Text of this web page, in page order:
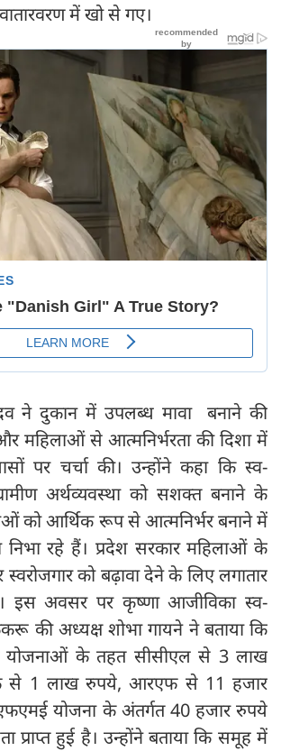
में खो से गए।
ने दुकान में उपलब्ध मावा बनाने की
महिलाओं से आत्मनिर्भरता की दिशा में
पर चर्चा की। उन्होंने कहा कि स्व-
अर्थव्यवस्था को सशक्त बनाने के
को आर्थिक रूप से आत्मनिर्भर बनाने में
निभा रहे हैं। प्रदेश सरकार महिलाओं के
को बढ़ावा देने के लिए लगातार
इस अवसर पर कृष्णा आजीविका स्व-
की अध्यक्ष शोभा गायने ने बताया कि
योजनाओं के तहत सीसीएल से 3 लाख
से 1 लाख रुपये, आरएफ से 11 हजार
योजना के अंतर्गत 40 हजार रुपये
प्राप्त हुई है। उन्होंने बताया कि समूह में